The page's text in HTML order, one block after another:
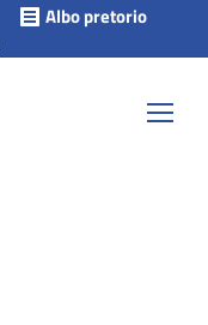
Albo pretorio